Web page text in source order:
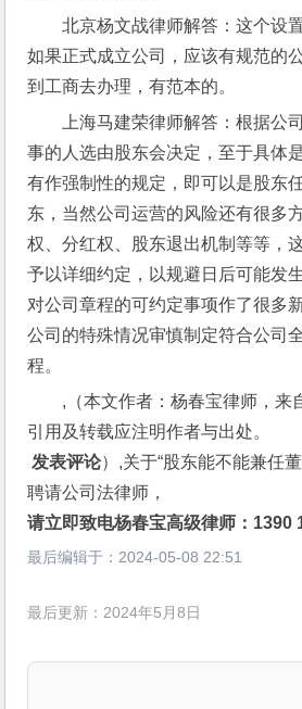
北京杨文战律师解答：这个设
如果正式成立公司，应该有规范的
到工商去办理，有范本的。
上海马建荣律师解答：根据公
事的人选由股东会决定，至于具体
有作强制性的规定，即可以是股东
东，当然公司运营的风险还有很多
权、分红权、股东退出机制等等，
予以详细约定，以规避日后可能发
对公司章程的可约定事项作了很多
公司的特殊情况审慎制定符合公司
程。
,（本文作者：杨春宝律师，来
引用及转载应注明作者与出处。
发表评论）,关于“股东能不能兼任
聘请公司法律师，
请立即致电杨春宝高级律师：1390
最后编辑于： 2024-05-08 22:51
最后更新：2024年5月8日